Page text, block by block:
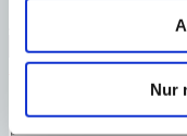
Nur
Zurück
Zu Favoriten hinzufügen